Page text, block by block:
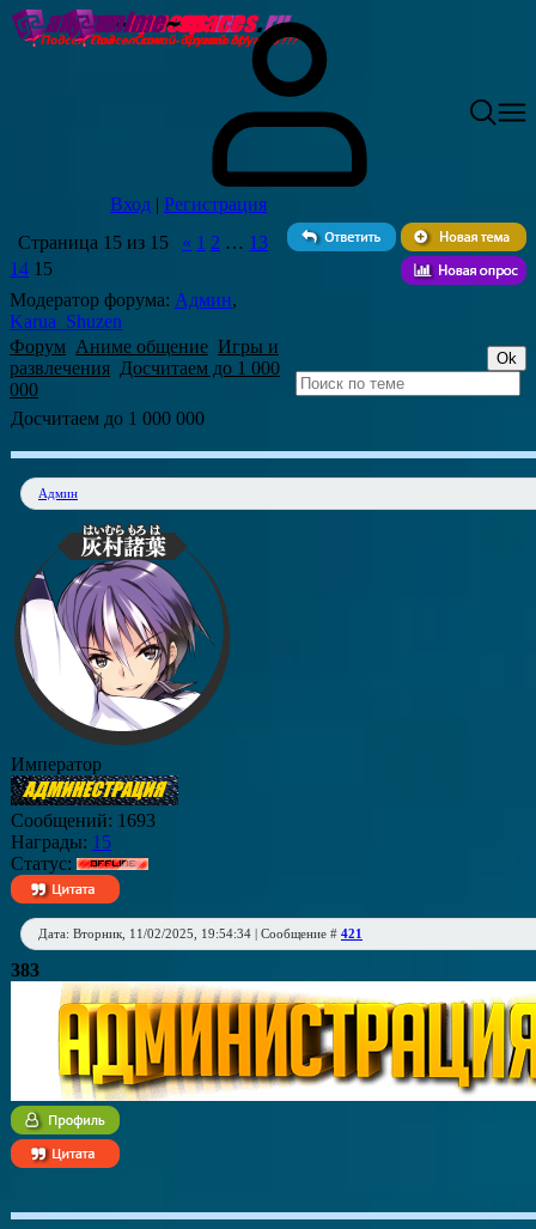
Вход | Регистрация
Страница 15 из 15 « 1 2 … 13
14 15
Модератор форума: Админ,
Karua_Shuzen
Форум Аниме общение Игры и
развлечения Досчитаем до 1 000
000
Досчитаем до 1 000 000
Админ
Император
Сообщений: 1693
Награды: 15
Статус:
Дата: Вторник, 11/02/2025, 19:54:34 | Сообщение # 421
383